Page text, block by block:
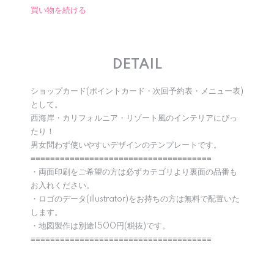
買い物を続ける
DETAIL
ショップカード(ポイントカード・次回予約表・メニュー表)
として。
西海岸・カリフォルニア・リゾート風のインテリアにぴっ
たり！
男女問わず使いやすいデザインのテンプレートです。
≡≡≡≡≡≡≡≡≡≡≡≡≡≡≡≡≡≡≡≡≡≡≡≡≡≡≡≡≡≡≡≡≡≡≡≡≡
・両面印刷をご希望の方は必ずカテゴリより裏面の品番も
お入れください。
・ロゴのデータ(illustrator)をお持ちの方は無料で配置いた
します。
・地図製作は別途1500円(税抜)です。
≡≡≡≡≡≡≡≡≡≡≡≡≡≡≡≡≡≡≡≡≡≡≡≡≡≡≡≡≡≡≡≡≡≡≡≡≡